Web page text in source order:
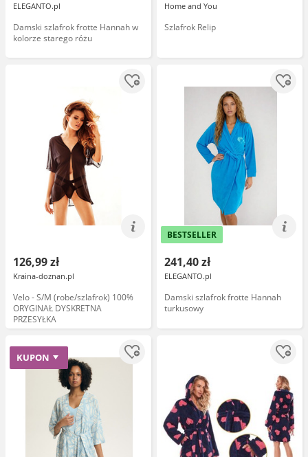
ELEGANTO.pl
Damski szlafrok frotte Hannah w
kolorze starego różu
Home and You
Szlafrok Relip
126,99 zł
Kraina-doznan.pl
Velo - S/M (robe/szlafrok) 100%
ORYGINAŁ DYSKRETNA
PRZESYŁKA
BESTSELLER
241,40 zł
ELEGANTO.pl
Damski szlafrok frotte Hannah
turkusowy
KUPON